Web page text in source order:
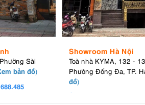
Sài
bản đồ)
Showroom Hà Nội
Toà nhà KYMA, 132 -
Phường Đống Đa, TP.
đồ)